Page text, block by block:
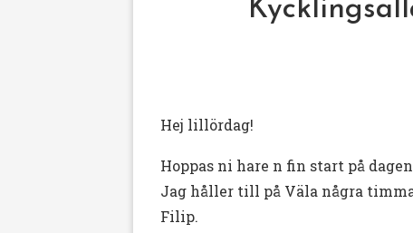
Hej lillördag!
Hoppas ni hare n fin start på
Jag håller till på Väla några
Filip.